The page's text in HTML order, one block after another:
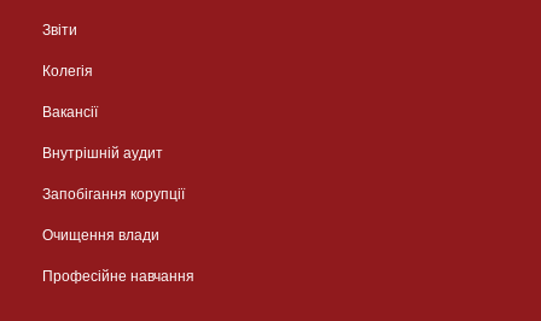
Звіти
Колегія
Вакансії
Внутрішній аудит
Запобігання корупції
Очищення влади
Професійне навчання